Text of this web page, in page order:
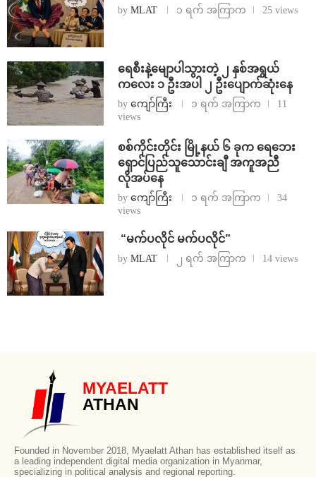
by MLAT ၁ ရက် အကြာက 25 views
ရေစီးနဲ့မျောပါသွားတဲ့ ၂ နှစ်အရွယ်
ကလေး ၁ ဦးအပါ ၂ ဦးပျောက်ဆုံးနေ
by ကျော်ကြီး ၁ ရက် အကြာက
11
views
စစ်ကိုင်းတိုင်း မြို့နယ် ၆ ခုက ရေဘေး
ရှောင်ပြည်သူသောင်းချီ အကူအညီ
လိုအပ်နေ
by ကျော်ကြီး ၁ ရက် အကြာက
34
views
⁨ ⁨“မက်ပလိုင် မက်ပလိုင်”
by MLAT ၂ ရက် အကြာက 14 views
MYAELATT
ATHAN
Founded in November 2018, Myaelatt Athan has established itself as
a leading independent digital media organization in Myanmar,
specializing in political analysis and regional reporting.